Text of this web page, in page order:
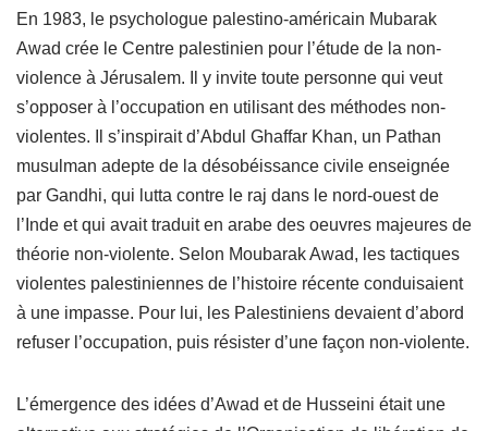
En 1983, le psychologue palestino-américain Mubarak
Awad crée le Centre palestinien pour l’étude de la non-
violence à Jérusalem. Il y invite toute personne qui veut
s’opposer à l’occupation en utilisant des méthodes non-
violentes. Il s’inspirait d’Abdul Ghaffar Khan, un Pathan
musulman adepte de la désobéissance civile enseignée
par Gandhi, qui lutta contre le raj dans le nord-ouest de
l’Inde et qui avait traduit en arabe des oeuvres majeures de
théorie non-violente. Selon Moubarak Awad, les tactiques
violentes palestiniennes de l’histoire récente conduisaient
à une impasse. Pour lui, les Palestiniens devaient d’abord
refuser l’occupation, puis résister d’une façon non-violente.
L’émergence des idées d’Awad et de Husseini était une